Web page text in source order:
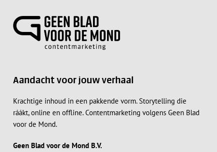
Aandacht voor jouw verhaal
Krachtige inhoud in een pakkende vorm. Storytelling die
ráákt, online en offline. Contentmarketing volgens Geen Blad
voor de Mond.
Geen Blad voor de Mond B.V.